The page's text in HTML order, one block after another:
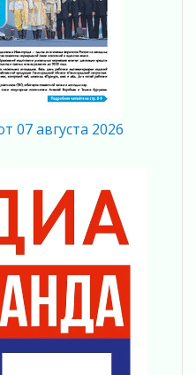
кошелька
07 августа 2026